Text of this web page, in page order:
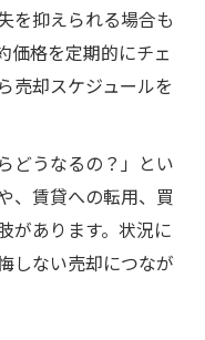
を抑えられる場合も
価格を定期的にチェ
売却スケジュールを
どうなるの？」とい
、賃貸への転用、買
があります。状況に
しない売却につなが